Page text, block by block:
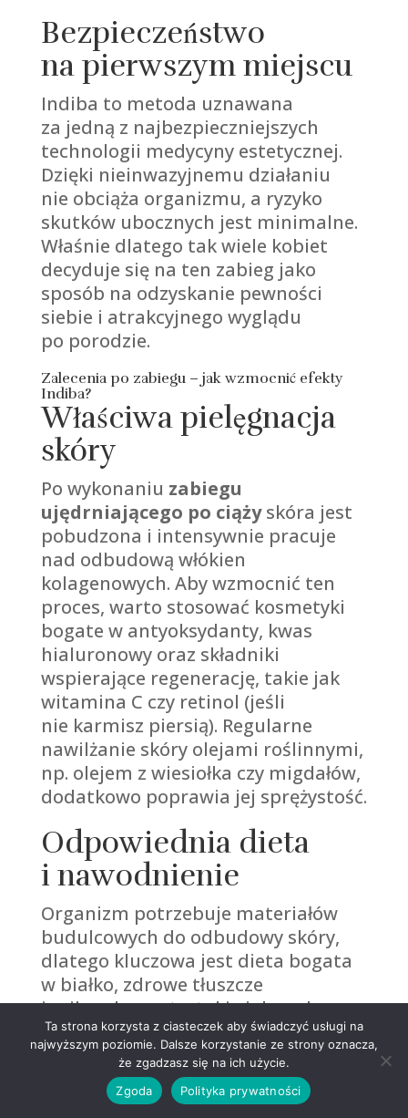
Bezpieczeństwo
na pierwszym miejscu
Indiba to metoda uznawana
za jedną z najbezpieczniejszych
technologii medycyny estetycznej.
Dzięki nieinwazyjnemu działaniu
nie obciąża organizmu, a ryzyko
skutków ubocznych jest minimalne.
Właśnie dlatego tak wiele kobiet
decyduje się na ten zabieg jako
sposób na odzyskanie pewności
siebie i atrakcyjnego wyglądu
po porodzie.
Zalecenia po zabiegu – jak wzmocnić efekty
Indiba?
Właściwa pielęgnacja
skóry
Po wykonaniu zabiegu
ujędrniającego po ciążyskóra jest
pobudzona i intensywnie pracuje
nad odbudową włókien
kolagenowych. Aby wzmocnić ten
proces, warto stosować kosmetyki
bogate w antyoksydanty, kwas
hialuronowy oraz składniki
wspierające regenerację, takie jak
witamina C czy retinol (jeśli
nie karmisz piersią). Regularne
nawilżanie skóry olejami roślinnymi,
np. olejem z wiesiołka czy migdałów,
dodatkowo poprawia jej sprężystość.
Odpowiednia dieta
i nawodnienie
Organizm potrzebuje materiałów
budulcowych do odbudowy skóry,
dlatego kluczowa jest dieta bogata
w białko, zdrowe tłuszcze
i mikroelementy, takie jak cynk
i krzem. Warto pamiętać także
o piciu dużej ilości wody,
która wspomaga proces
detoksykacji i regeneracji tkanek.
Ta strona korzysta z ciasteczek aby świadczyć usługi na
najwyższym poziomie. Dalsze korzystanie ze strony oznacza,
że zgadzasz się na ich użycie.
Zgoda
Polityka prywatności